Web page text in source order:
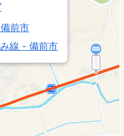
前市
線 - 備前市